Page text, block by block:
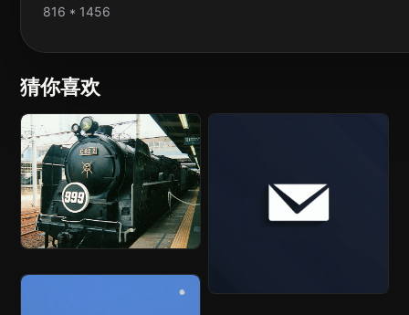
816 * 1456
猜你喜欢